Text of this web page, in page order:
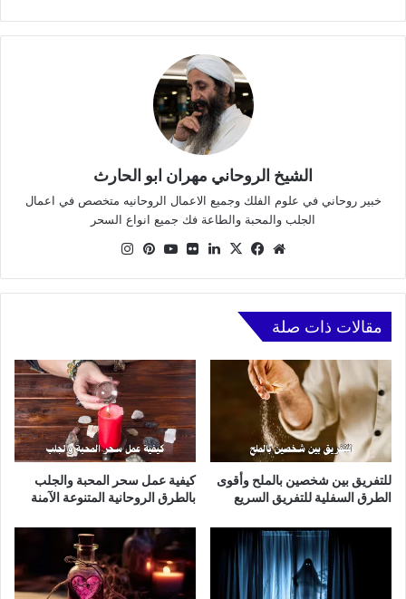
الشيخ الروحاني مهران ابو الحارث
خبير روحاني في علوم الفلك وجميع الاعمال الروحانيه متخصص في اعمال
الجلب والمحبة والطاعة فك جميع انواع السحر
موقعفيسبوك
X لينكدإن
صور
فليكر
يوتيوببينتيريست
مقالات ذات صلة
للتفريق بين شخصين بالملح وأقوى
الطرق السفلية للتفريق السريع
كيفية عمل سحر المحبة والجلب
بالطرق الروحانية المتنوعة الآمنة